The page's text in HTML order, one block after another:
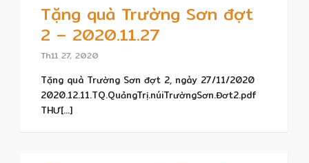
Tặng quà Trường Sơn đợt
2 – 2020.11.27
Th11 27, 2020
Tặng quà Trường Sơn đợt 2, ngày 27/11/2020
2020.12.11.TQ.QuảngTrị.núiTrườngSơn.Đơt2.pdf
THƯ[...]